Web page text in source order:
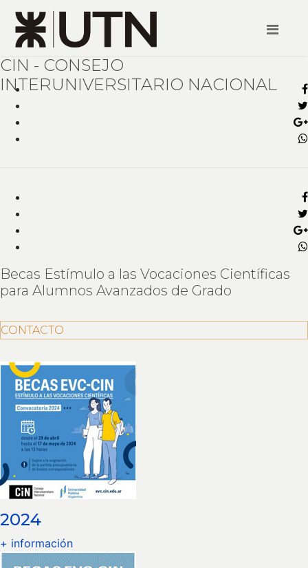
CIN - CONSEJO
INTERUNIVERSITARIO NACIONAL
Becas Estímulo a las Vocaciones Científicas
para Alumnos Avanzados de Grado
CONTACTO
2024
+ información